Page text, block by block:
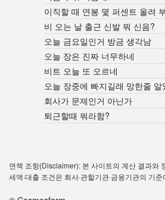
이직할 때 연봉 몇 퍼센트 올려
비 오는 날 출근 신발 뭐 신음?
오늘 금요일인거 방금 생각남
오늘 장은 진짜 너무하네
비트 오늘 또 오르네
오늘 장중에 빠지길래 망한줄 알
회사가 문제인거 아닌가
퇴근할때 뭐라함?
면책 조항(Disclaimer): 본 사이트의 계산 결과와
세액·대출 조건은 회사·관할기관·금융기관의 기